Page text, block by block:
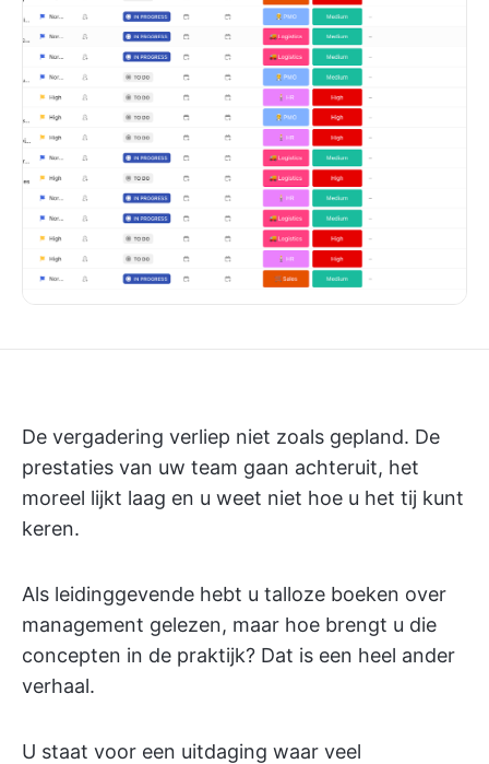
De vergadering verliep niet zoals gepland. De
prestaties van uw team gaan achteruit, het
moreel lijkt laag en u weet niet hoe u het tij kunt
keren.
Als leidinggevende hebt u talloze boeken over
management gelezen, maar hoe brengt u die
concepten in de praktijk? Dat is een heel ander
verhaal.
U staat voor een uitdaging waar veel